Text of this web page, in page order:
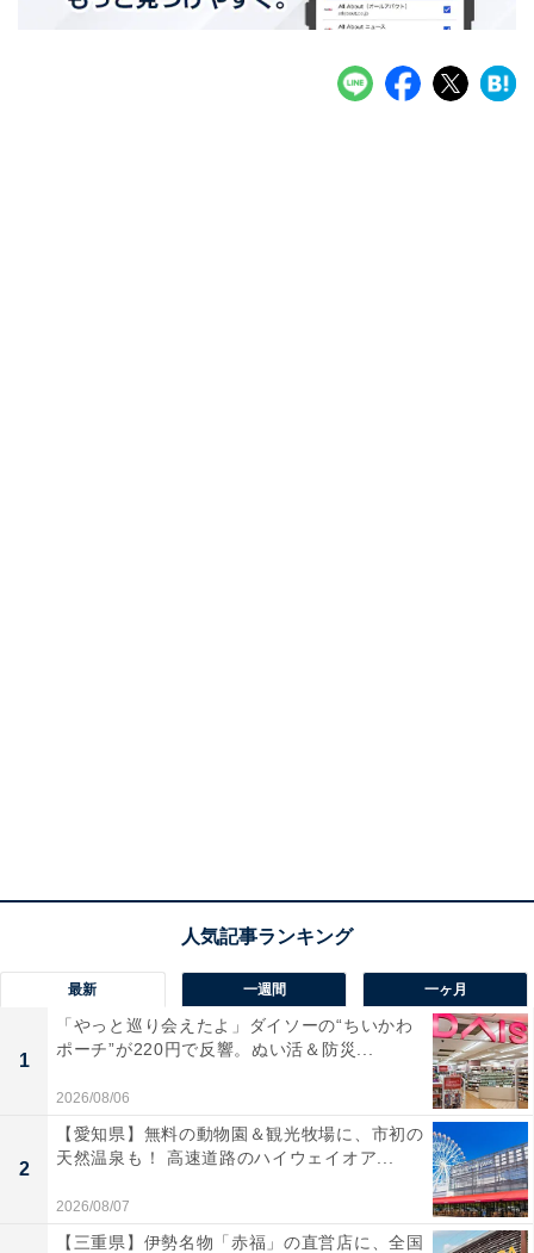
最新 一週間 一ヶ月
1
「やっと巡り会えたよ」ダイソーの“ちいかわ
ポーチ”が220円で反響。ぬい活＆防災...
2026/08/06
2
【愛知県】無料の動物園＆観光牧場に、市初の
天然温泉も！ 高速道路のハイウェイオア...
2026/08/07
【三重県】伊勢名物「赤福」の直営店に、全国